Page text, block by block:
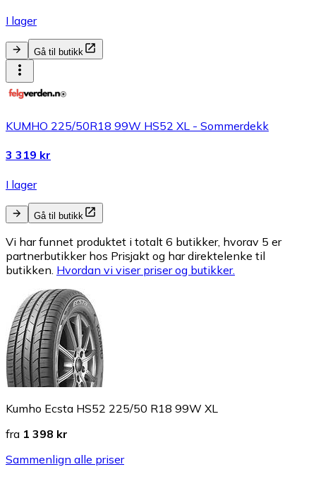
I lager
Gå til butikk
KUMHO 225/50R18 99W HS52 XL - Sommerdekk
3 319 kr
I lager
Gå til butikk
Vi har funnet produktet i totalt 6 butikker, hvorav 5 er
partnerbutikker hos Prisjakt og har direktelenke til
butikken. Hvordan vi viser priser og butikker.
Kumho Ecsta HS52 225/50 R18 99W XL
fra 1 398 kr
Sammenlign alle priser